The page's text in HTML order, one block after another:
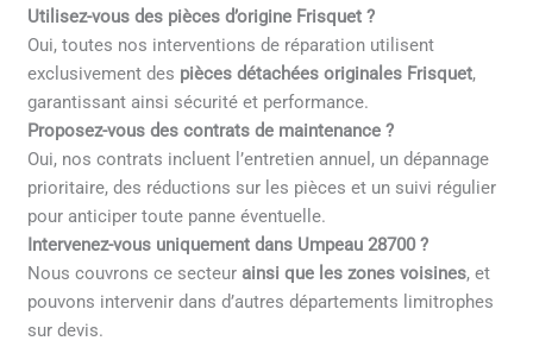
Utilisez-vous des pièces d’origine Frisquet ?
Oui, toutes nos interventions de réparation utilisent
exclusivement des pièces détachées originales Frisquet,
garantissant ainsi sécurité et performance.
Proposez-vous des contrats de maintenance ?
Oui, nos contrats incluent l’entretien annuel, un dépannage
prioritaire, des réductions sur les pièces et un suivi régulier
pour anticiper toute panne éventuelle.
Intervenez-vous uniquement dans Umpeau 28700 ?
Nous couvrons ce secteur ainsi que les zones voisines, et
pouvons intervenir dans d’autres départements limitrophes
sur devis.